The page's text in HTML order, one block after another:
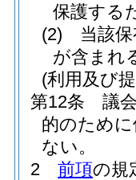
保護する
(2)
当該
が含まれ
(利用及び
第12条
議
的のため
ない。
2
前項の規